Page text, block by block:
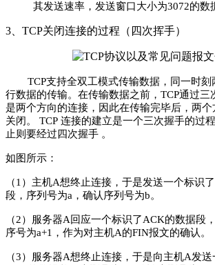
其发送速率，发送窗口大小为3072的数
3、TCP关闭连接的过程（四次挥手）
TCP支持全双工模式传输数据，同一时
行数据的传输。在传输数据之前，TCP通过三
是两个方向的连接，因此在传输完毕后，两
关闭。
TCP 连接的建立是一个三次握手的过
止则要经过四次握手 。
如图所示：
（1）主机A想终止连接，于是发送一个标识了
段，序列号为a ，确认序列号为b。
（2）服务器A回应一个标识了ACK的数据段
序号为a+1 ，作为对主机A的FIN报文的确认。
（3）服务器A想终止连接，于是向主机A发送